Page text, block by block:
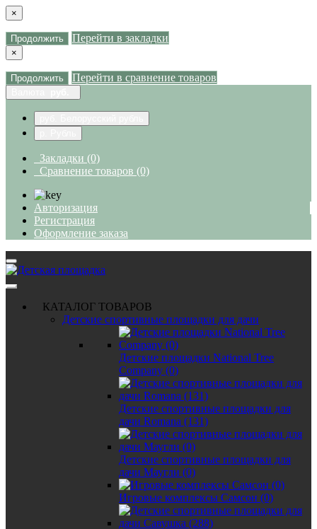
×
Продолжить Перейти в закладки
×
Продолжить Перейти в сравнение товаров
Закладки (0)
Сравнение товаров (0)
Авторизация
Регистрация
Оформление заказа
КАТАЛОГ ТОВАРОВ
Детские спортивные площадки для дачи
Детские площадки National Tree
Company (0)
Детские спортивные площадки для
дачи Romana (131)
Детские спортивные площадки для
дачи Маугли (0)
Игровые комплексы Самсон (0)